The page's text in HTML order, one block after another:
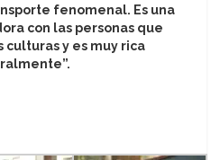
fenomenal. Es una
con las personas que
culturas y es muy rica